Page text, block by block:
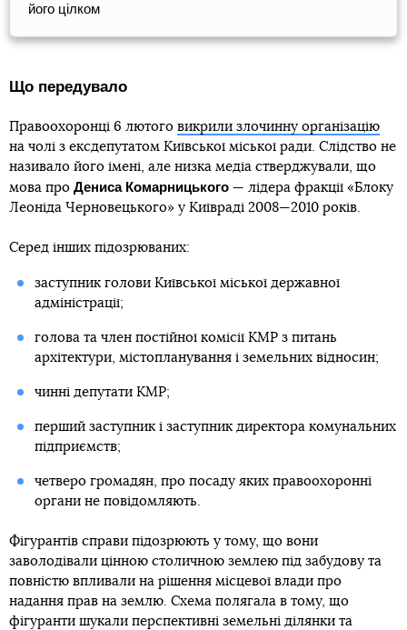
його цілком
Що передувало
Правоохоронці 6 лютого викрили злочинну організацію
на чолі з ексдепутатом Київської міської ради. Слідство не
називало його імені, але низка медіа стверджували, що
мова про Дениса Комарницького — лідера фракції «Блоку
Леоніда Черновецького» у Київраді 2008—2010 років.
Серед інших підозрюваних:
заступник голови Київської міської державної
адміністрації;
голова та член постійної комісії КМР з питань
архітектури, містопланування і земельних відносин;
чинні депутати КМР;
перший заступник і заступник директора комунальних
підприємств;
четверо громадян, про посаду яких правоохоронні
органи не повідомляють.
Фігурантів справи підозрюють у тому, що вони
заволодівали цінною столичною землею під забудову та
повністю впливали на рішення місцевої влади про
надання прав на землю. Схема полягала в тому, що
фігуранти шукали перспективні земельні ділянки та